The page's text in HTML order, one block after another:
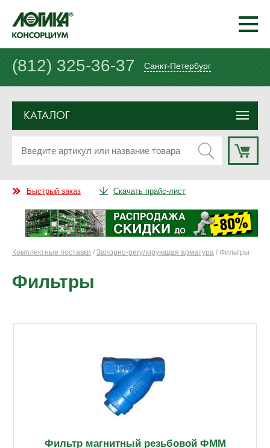
(812) 325-36-37 Санкт-Петербург
КАТАЛОГ
Быстрый заказ Скачать прайс-лист
Комплектные поставки / Запорно-регулирующая арматура / Фильтры
Фильтры
Фильтр магнитный резьбовой ФММ